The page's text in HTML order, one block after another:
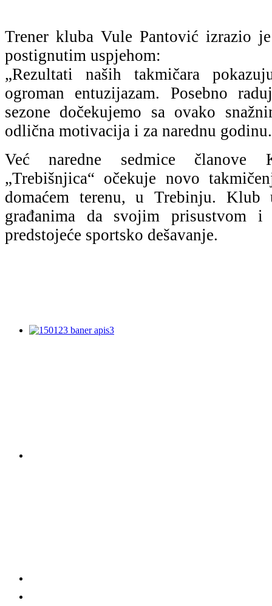
Trener kluba Vule Pantović izrazio
postignutim uspjehom:
„Rezultati naših takmičara
ogroman entuzijazam. Posebno
sezone dočekujemo sa ovako
odlična motivacija i za narednu
Već naredne sedmice članove
„Trebišnjica“ očekuje novo
domaćem terenu, u Trebinju. Klub
građanima da svojim prisustvom i
predstojeće sportsko dešavanje.